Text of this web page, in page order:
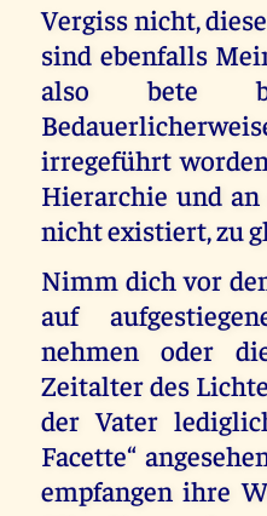
Vergiss nicht,
sind ebenfalls
also bete
irregeführt
Hierarchie und
nicht existiert, zu
Nimm dich vor
auf
nehmen oder
Zeitalter des
der Vater
Facette“
empfangen ihre